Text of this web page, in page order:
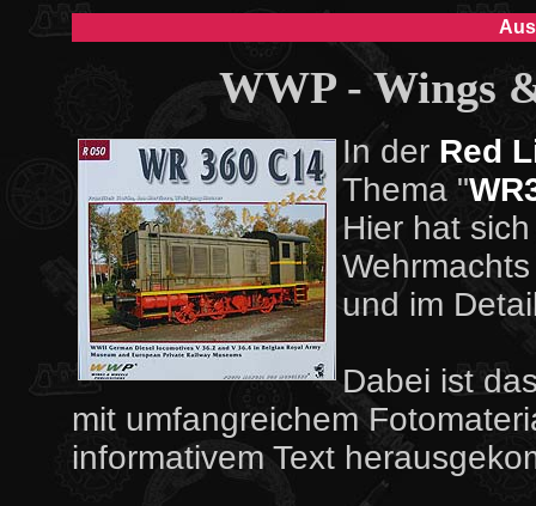
WWP - Wings
In der Red
Thema "
Hier hat
und im
Dabei ist
mit umfangreichem
informativem Text